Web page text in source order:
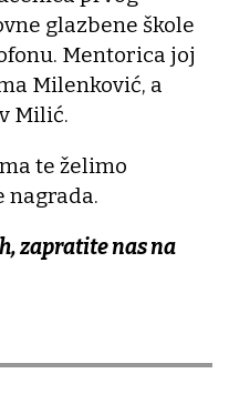
glazbene škole
Mentorica joj
Milenković, a
Milić.
te želimo
nagrada.
zapratite nas na